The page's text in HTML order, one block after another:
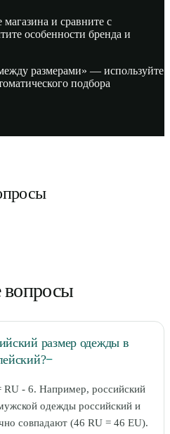
и сравните с
особенности бренда и
размерами» — используйте
подбора
вопросы
размер одежды в
−
- 6. Например, российский
одежды российский и
совпадают (46 RU = 46 EU).